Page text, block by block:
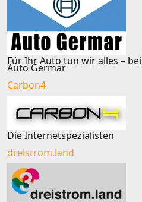
Für Ihr Auto tun wir alles –
Auto Germar
Carbon4
Die Internetspezialisten
dreistrom.land